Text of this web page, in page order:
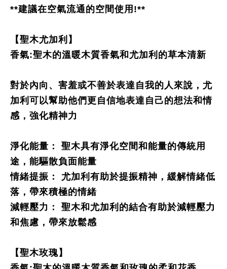
**建議在空氣流通的空間使用!**
【聖木尤加利】
香氣:聖木的溫暖木質香氣和尤加利的草本清新
對於內向、害羞或不善於表達自我的人來說，尤
加利可以幫助他們更自信地表達自己的想法和情
感，強化精神力
淨化能量： 聖木具有淨化空間和能量的傳統用
途，能驅散負面能量
情緒提振： 尤加利有助於提振精神，緩解情緒低
落，帶來積極的情緒
減輕壓力： 聖木和尤加利的結合有助於減輕壓力
和焦慮，帶來放鬆感
【聖木玫瑰】